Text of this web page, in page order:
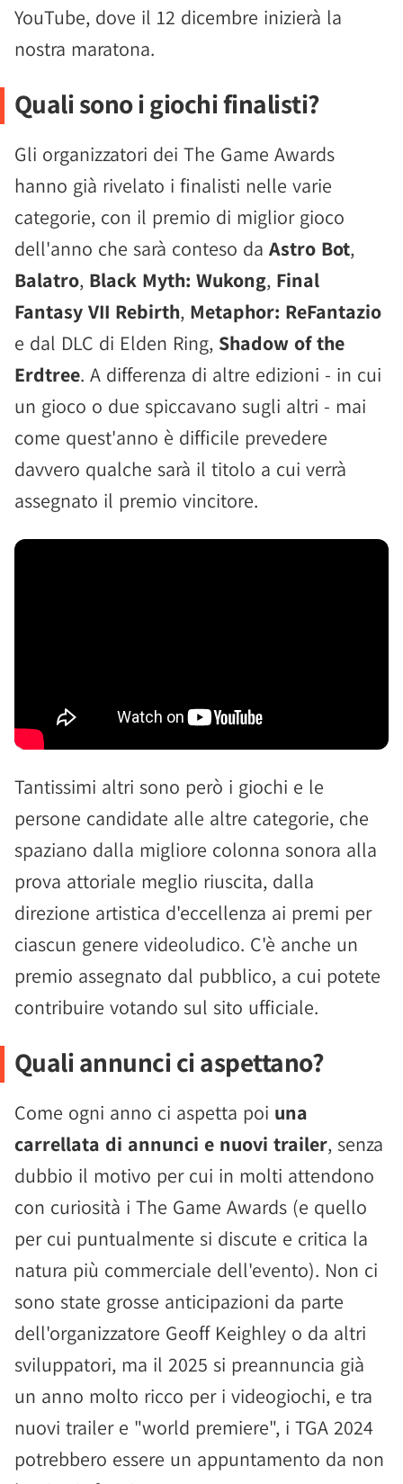
YouTube, dove il 12 dicembre inizierà la
nostra maratona.
Quali sono i giochi finalisti?
Gli organizzatori dei The Game Awards
hanno già rivelato i finalisti nelle varie
categorie, con il premio di miglior gioco
dell'anno che sarà conteso da Astro Bot,
Balatro, Black Myth: Wukong, Final
Fantasy VII Rebirth, Metaphor: ReFantazio
e dal DLC di Elden Ring, Shadow of the
Erdtree. A differenza di altre edizioni - in cui
un gioco o due spiccavano sugli altri - mai
come quest'anno è difficile prevedere
davvero qualche sarà il titolo a cui verrà
assegnato il premio vincitore.
Tantissimi altri sono però i giochi e le
persone candidate alle altre categorie, che
spaziano dalla migliore colonna sonora alla
prova attoriale meglio riuscita, dalla
direzione artistica d'eccellenza ai premi per
ciascun genere videoludico. C'è anche un
premio assegnato dal pubblico, a cui potete
contribuire votando sul sito ufficiale.
Quali annunci ci aspettano?
Come ogni anno ci aspetta poi una
carrellata di annunci e nuovi trailer, senza
dubbio il motivo per cui in molti attendono
con curiosità i The Game Awards (e quello
per cui puntualmente si discute e critica la
natura più commerciale dell'evento). Non ci
sono state grosse anticipazioni da parte
dell'organizzatore Geoff Keighley o da altri
sviluppatori, ma il 2025 si preannuncia già
un anno molto ricco per i videogiochi, e tra
nuovi trailer e "world premiere", i TGA 2024
potrebbero essere un appuntamento da non